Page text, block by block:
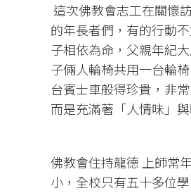
這次佛教會志工在關懷
的年長者們，有的行動
子相依為命，父親年紀
子倆人輪椅共用一台輪
台賓士車般得珍貴，非
而是充滿著「人情味」
佛教會住持龍德 上師常
小，全校只有五十多位